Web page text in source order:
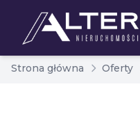
Strona główna Oferty